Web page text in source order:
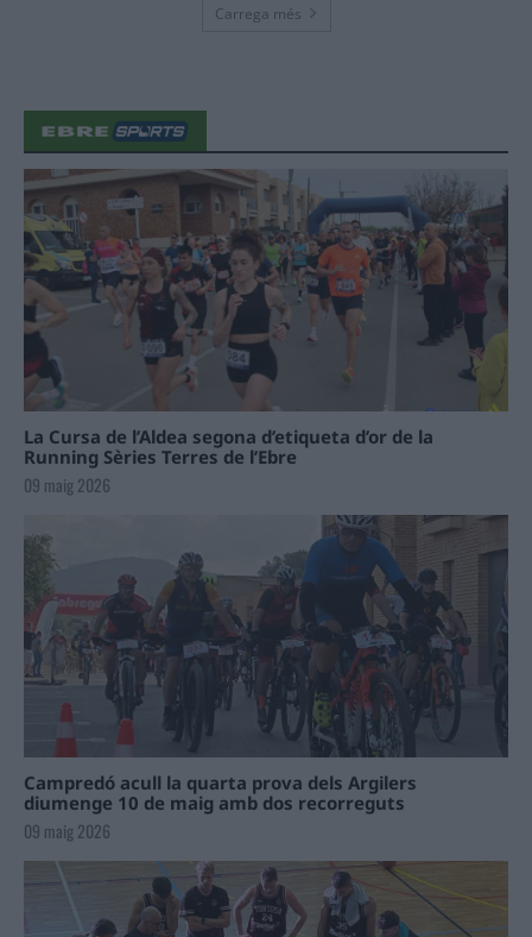
Carrega més
La Cursa de l’Aldea segona d’etiqueta d’or de la
Running Sèries Terres de l’Ebre
09 maig 2026
Campredó acull la quarta prova dels Argilers
diumenge 10 de maig amb dos recorreguts
09 maig 2026